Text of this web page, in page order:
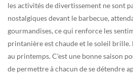
les activités de divertissement ne sont
nostalgiques devant le barbecue,
gourmandises, ce qui renforce les
printanière est chaude et le soleil brille.
au printemps. C'est une bonne saison
de permettre à chacun de se détendre